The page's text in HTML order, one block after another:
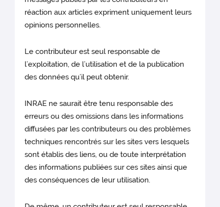
réaction aux articles expriment uniquement leurs
opinions personnelles.
Le contributeur est seul responsable de
l’exploitation, de l’utilisation et de la publication
des données qu’il peut obtenir.
INRAE ne saurait être tenu responsable des
erreurs ou des omissions dans les informations
diffusées par les contributeurs ou des problèmes
techniques rencontrés sur les sites vers lesquels
sont établis des liens, ou de toute interprétation
des informations publiées sur ces sites ainsi que
des conséquences de leur utilisation.